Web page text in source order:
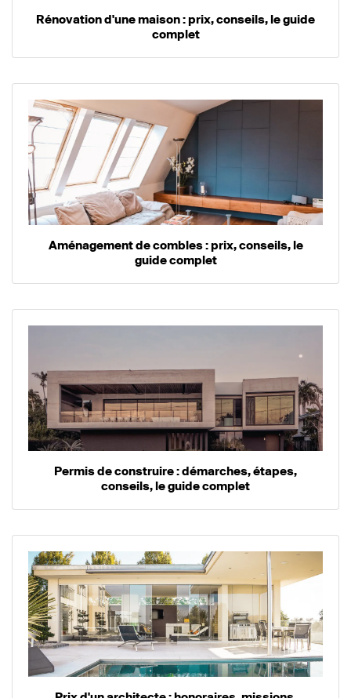
Rénovation d'une maison : prix, conseils, le guide
complet
Aménagement de combles : prix, conseils, le
guide complet
Permis de construire : démarches, étapes,
conseils, le guide complet